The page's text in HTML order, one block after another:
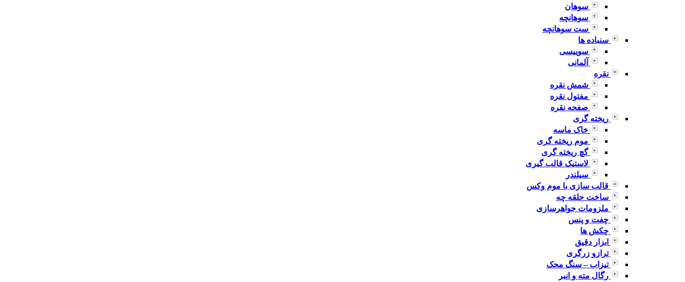
سوهان
سوهانچه
ست سوهانچه
سنباده ها
سوییسی
آلمانی
نقره
شمش نقره
مفتول نقره
صفحه نقره
ریخته گری
خاک ماسه
موم ریخته گری
گچ ریخته گری
لاستیک قالب گیری
سیلندر
قالب سازی با موم وکس
ساخت حلقه چه
ملزومات جواهرسازی
چفت و پنس
چکش ها
ابزار دقیق
ترازو زرگری
تیزاب – سنگ محک
رگال مته و انبر